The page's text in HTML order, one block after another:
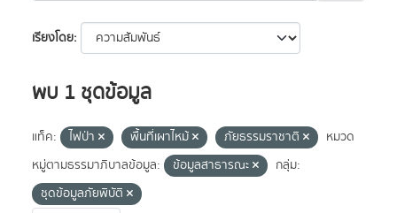
เรียงโดย
พบ 1 ชุดข้อมูล
แท็ค: ไฟป่า พื้นที่เผาไหม้ ภัยธรรมราชาติ
หมวด
หมู่ตามธรรมาภิบาลข้อมูล:
ข้อมูลสาธารณะ
กลุ่ม:
ชุดข้อมูลภัยพิบัติ